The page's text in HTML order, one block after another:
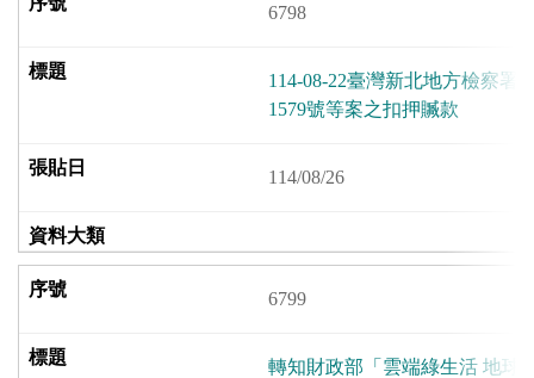
6798
114-08-22臺灣新北地方檢察署
1579號等案之扣押贓款
114/08/26
6799
轉知財政部「雲端綠生活 地球